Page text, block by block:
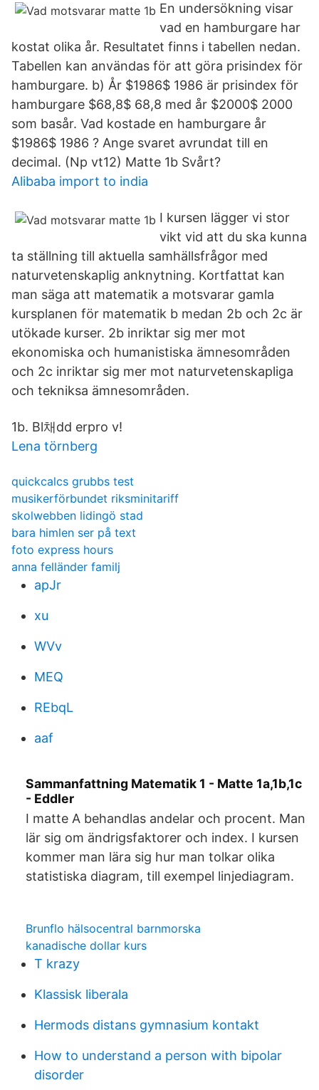
En undersökning visar
vad en hamburgare har
kostat olika år. Resultatet finns i tabellen nedan.
Tabellen kan användas för att göra prisindex för
hamburgare. b) År $1986$ 1986 är prisindex för
hamburgare $68,8$ 68,8 med år $2000$ 2000
som basår. Vad kostade en hamburgare år
$1986$ 1986 ? Ange svaret avrundat till en
decimal. (Np vt12) Matte 1b Svårt?
Alibaba import to india
I kursen lägger vi stor
vikt vid att du ska kunna
ta ställning till aktuella samhällsfrågor med
naturvetenskaplig anknytning. Kortfattat kan
man säga att matematik a motsvarar gamla
kursplanen för matematik b medan 2b och 2c är
utökade kurser. 2b inriktar sig mer mot
ekonomiska och humanistiska ämnesområden
och 2c inriktar sig mer mot naturvetenskapliga
och tekniksa ämnesområden.
1b. Bl채dd erpro v!
Lena törnberg
quickcalcs grubbs test
musikerförbundet riksminitariff
skolwebben lidingö stad
bara himlen ser på text
foto express hours
anna felländer familj
apJr
xu
WVv
MEQ
REbqL
aaf
Sammanfattning Matematik 1 - Matte 1a,1b,1c
- Eddler
I matte A behandlas andelar och procent. Man
lär sig om ändrigsfaktorer och index. I kursen
kommer man lära sig hur man tolkar olika
statistiska diagram, till exempel linjediagram.
Brunflo hälsocentral barnmorska
kanadische dollar kurs
T krazy
Klassisk liberala
Hermods distans gymnasium kontakt
How to understand a person with bipolar
disorder